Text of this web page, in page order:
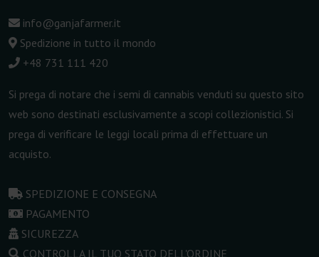
info@ganjafarmer.it
Spedizione in tutto il mondo
+48 731 111 420
Si prega di notare che i semi di cannabis venduti su questo sito
web sono destinati esclusivamente a scopi collezionistici. Si
prega di verificare le leggi locali prima di effettuare un
acquisto.
SPEDIZIONE E CONSEGNA
PAGAMENTO
SICUREZZA
CONTROLLA IL TUO STATO DELL'ORDINE